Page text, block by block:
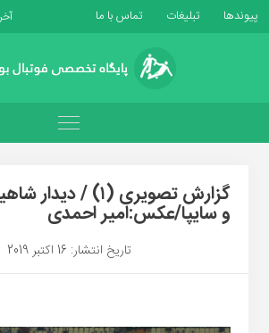
پیوندها تبلیغات تماس با ما
گزارش تصویری (۱) /
و سایپا/عکس:امیر احمدی
تاریخ انتشار: 16 اکتبر 2019